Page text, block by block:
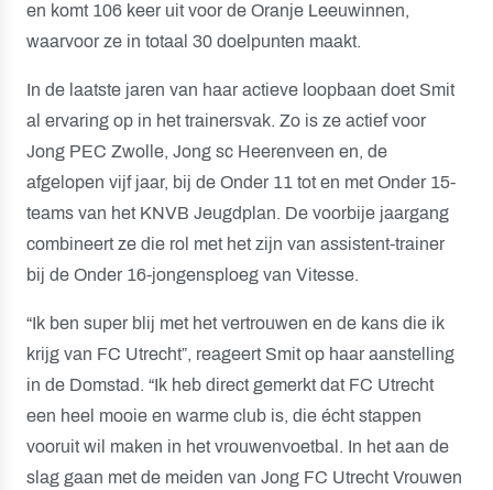
en komt 106 keer uit voor de Oranje Leeuwinnen,
waarvoor ze in totaal 30 doelpunten maakt.
In de laatste jaren van haar actieve loopbaan doet Smit
al ervaring op in het trainersvak. Zo is ze actief voor
Jong PEC Zwolle, Jong sc Heerenveen en, de
afgelopen vijf jaar, bij de Onder 11 tot en met Onder 15-
teams van het KNVB Jeugdplan. De voorbije jaargang
combineert ze die rol met het zijn van assistent-trainer
bij de Onder 16-jongensploeg van Vitesse.
“Ik ben super blij met het vertrouwen en de kans die ik
krijg van FC Utrecht”, reageert Smit op haar aanstelling
in de Domstad. “Ik heb direct gemerkt dat FC Utrecht
een heel mooie en warme club is, die écht stappen
vooruit wil maken in het vrouwenvoetbal. In het aan de
slag gaan met de meiden van Jong FC Utrecht Vrouwen